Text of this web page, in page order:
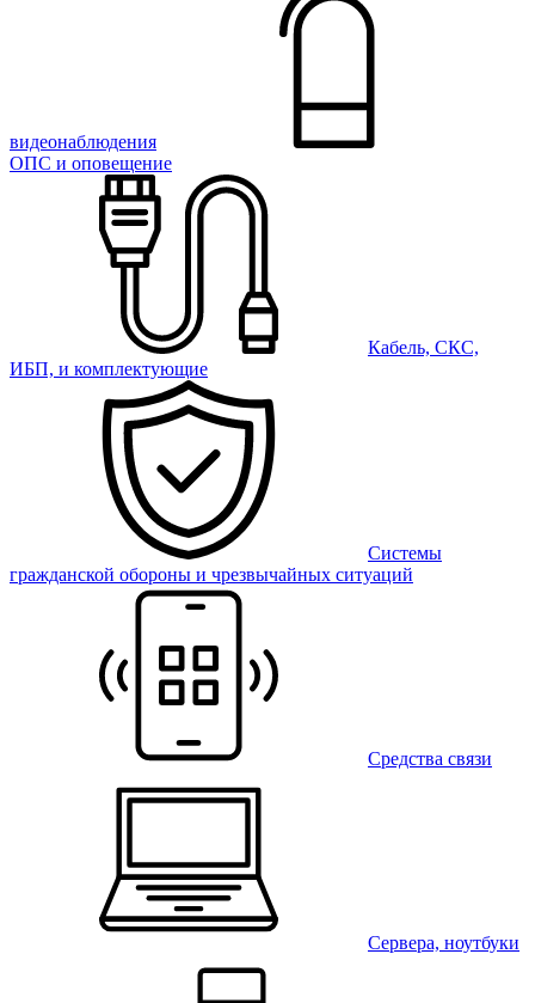
видеонаблюдения
ОПС и оповещение
Кабель, СКС,
ИБП, и комплектующие
Системы
гражданской обороны и чрезвычайных ситуаций
Средства связи
Сервера, ноутбуки